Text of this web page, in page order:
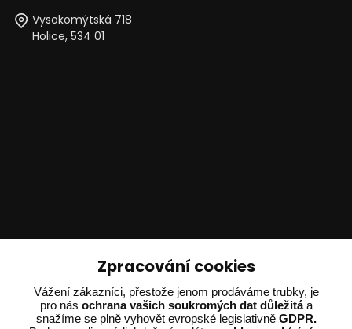
Vysokomýtská 718
Holice, 534 01
Ing. Adam Dvořák
+420 602 234 254
(Po-Pá 8:00 - 15:00)
Zpracování cookies
Vážení zákazníci, přestože jenom prodáváme trubky, je
pro nás ochrana vašich soukromých dat důležitáa
snažíme se plně vyhovět evropské legislativně GDPR.